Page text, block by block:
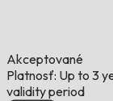
Akceptované
Platnosť: Up to 3
validity period